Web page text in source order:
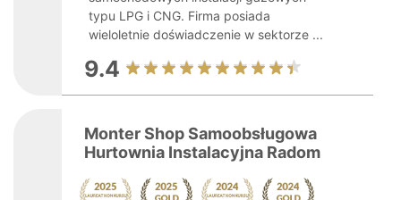
typu LPG i CNG. Firma posiada
wieloletnie doświadczenie w sektorze ...
9.4
Monter Shop Samoobsługowa
Hurtownia Instalacyjna Radom